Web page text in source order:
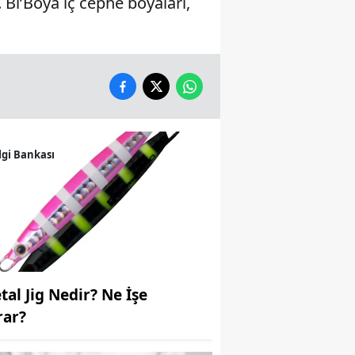
Düzce
Bankası
Jig Nedir? Ne İşe